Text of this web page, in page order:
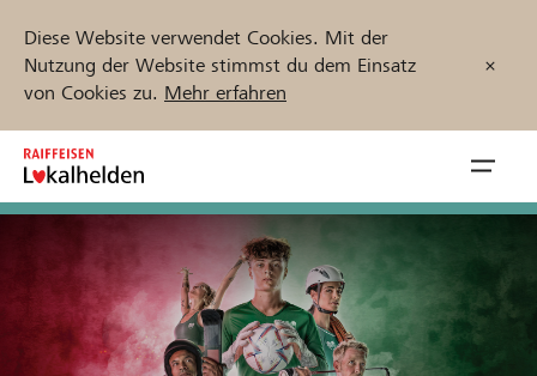
Diese Website verwendet Cookies. Mit der
Nutzung der Website stimmst du dem Einsatz
von Cookies zu. Mehr erfahren
Zum
Inhalt
springen
öffnen
Jetzt starten